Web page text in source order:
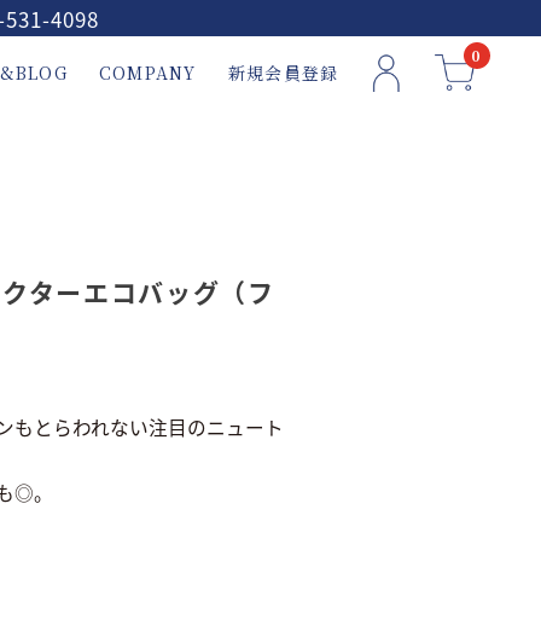
531-4098
COMPANY 新規会員登録
0
ターエコバッグ（フ
もとらわれない注目のニュート
◎。